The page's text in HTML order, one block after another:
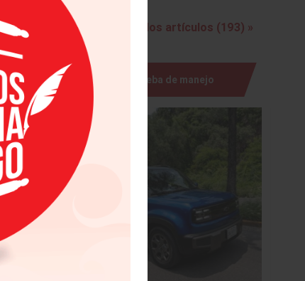
del
Ver todos los artículos (193) »
Prueba de manejo